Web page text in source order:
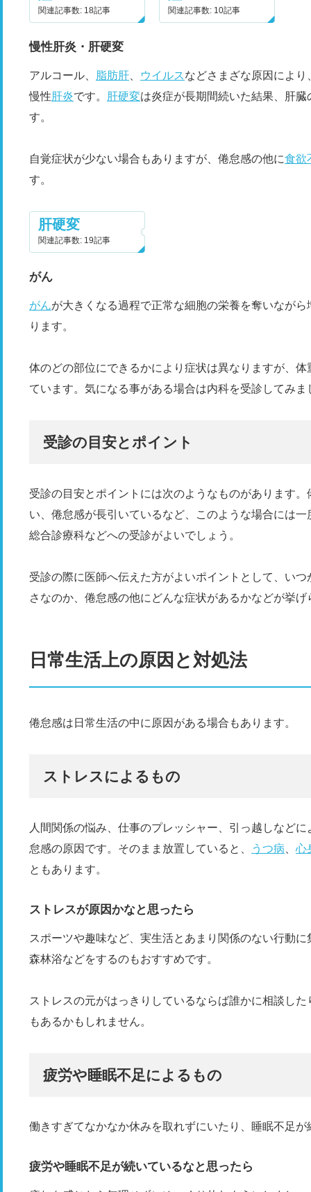
関連記事数: 18記事 関連記事数: 10記事
慢性肝炎・肝硬変
アルコール、 脂肪肝 ウイルスなどさまざな原因によ
慢性 肝炎です。 肝硬変は炎症が長期間続いた結果、肝
す。
自覚症状が少ない場合もありますが、倦怠感の他に食欲
す。
肝硬変
関連記事数: 19記事
がん
がんが大きくなる過程で正常な細胞の栄養を奪いなが
ります。
体のどの部位にできるかにより症状は異なりますが、
ています。気になる事がある場合は内科を受診してみま
受診の目安とポイント
受診の目安とポイントには次のようなものがあります
い、倦怠感が長引いているなど、このような場合には
総合診療科などへの受診がよいでしょう。
受診の際に医師へ伝えた方がよいポイントとして、い
さなのか、倦怠感の他にどんな症状があるかなどが挙げ
日常生活上の原因と対処法
倦怠感は日常生活の中に原因がある場合もあります。
ストレスによるもの
人間関係の悩み、仕事のプレッシャー、引っ越しなど
怠感の原因です。そのまま放置していると、
うつ病
心
ともあります。
ストレスが原因かなと思ったら
スポーツや趣味など、実生活とあまり関係のない行動
森林浴などをするのもおすすめです。
ストレスの元がはっきりしているならば誰かに相談し
もあるかもしれません。
疲労や睡眠不足によるもの
働きすぎてなかなか休みを取れずにいたり、睡眠不足
疲労や睡眠不足が続いているなと思ったら